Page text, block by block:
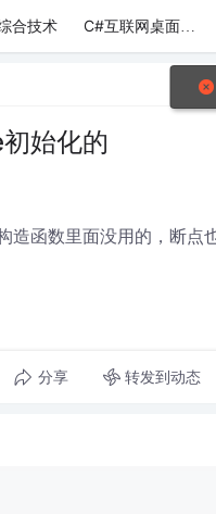
合技术 C#互联网桌面应用
始化的
函数里面没用的，断点也
分享 转发到动态